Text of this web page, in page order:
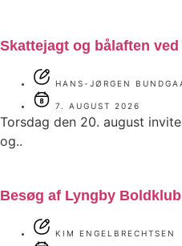
Skattejagt og bålaften
HANS-JØRGEN
7. AUGUST 2026
Torsdag den 20. august
og..
Besøg af Lyngby Boldklub
KIM ENGELBRECHTSEN